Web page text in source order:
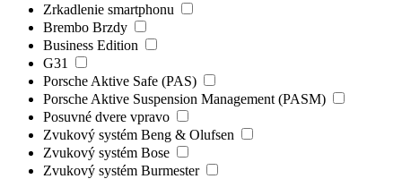
Zrkadlenie smartphonu
Brembo Brzdy
Business Edition
G31
Porsche Aktive Safe (PAS)
Porsche Aktive Suspension Management (PASM)
Posuvné dvere vpravo
Zvukový systém Beng & Olufsen
Zvukový systém Bose
Zvukový systém Burmester